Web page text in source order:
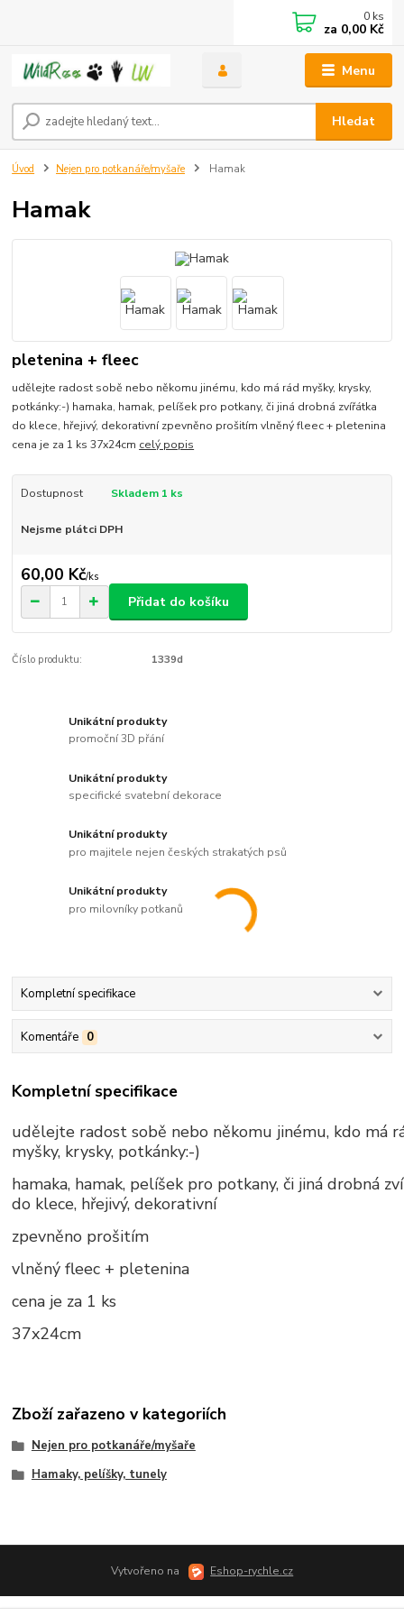
Menu
Hledat
0 ks
za 0,00 Kč
Úvod Nejen pro potkanáře/myšaře Hamak
Hamak
pletenina + fleec
udělejte radost sobě nebo někomu jinému, kdo má rád myšky, krysky,
potkánky:-) hamaka, hamak, pelíšek pro potkany, či jiná drobná zvířátka
do klece, hřejivý, dekorativní zpevněno prošitím vlněný fleec + pletenina
cena je za 1 ks 37x24cm celý popis
Dostupnost Skladem 1 ks
Nejsme plátci DPH
60,00 Kč/ks
Přidat do košíku
Číslo produktu: 1339d
Unikátní produkty
promoční 3D přání
Unikátní produkty
specifické svatební dekorace
Unikátní produkty
pro majitele nejen českých strakatých psů
Unikátní produkty
pro milovníky potkanů
Kompletní specifikace
Komentáře 0
Kompletní specifikace
udělejte radost sobě nebo někomu jinému, kdo má
myšky, krysky, potkánky:-)
hamaka, hamak, pelíšek pro potkany, či jiná drobná
do klece, hřejivý, dekorativní
zpevněno prošitím
vlněný fleec + pletenina
cena je za 1 ks
37x24cm
Zboží zařazeno v kategoriích
Nejen pro potkanáře/myšaře
Hamaky, pelíšky, tunely
Vytvořeno na Eshop-rychle.cz